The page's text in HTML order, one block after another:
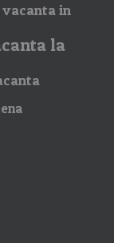
vacanta in
la